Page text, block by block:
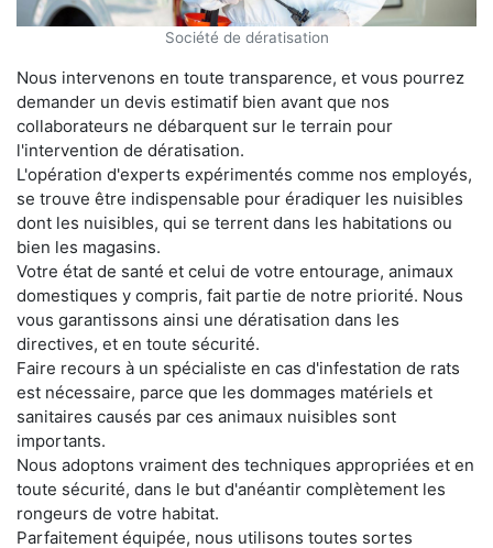
Société de dératisation
Nous intervenons en toute transparence, et vous pourrez
demander un devis estimatif bien avant que nos
collaborateurs ne débarquent sur le terrain pour
l'intervention de dératisation.
L'opération d'experts expérimentés comme nos employés,
se trouve être indispensable pour éradiquer les nuisibles
dont les nuisibles, qui se terrent dans les habitations ou
bien les magasins.
Votre état de santé et celui de votre entourage, animaux
domestiques y compris, fait partie de notre priorité. Nous
vous garantissons ainsi une dératisation dans les
directives, et en toute sécurité.
Faire recours à un spécialiste en cas d'infestation de rats
est nécessaire, parce que les dommages matériels et
sanitaires causés par ces animaux nuisibles sont
importants.
Nous adoptons vraiment des techniques appropriées et en
toute sécurité, dans le but d'anéantir complètement les
rongeurs de votre habitat.
Parfaitement équipée, nous utilisons toutes sortes